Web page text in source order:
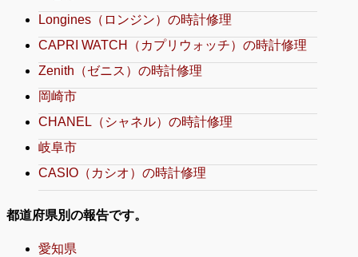
Longines（ロンジン）の時計修理
CAPRI WATCH（カプリウォッチ）の時計修理
Zenith（ゼニス）の時計修理
岡崎市
CHANEL（シャネル）の時計修理
岐阜市
CASIO（カシオ）の時計修理
都道府県別の報告です。
愛知県